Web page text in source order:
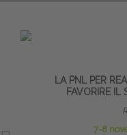
LA PNL PER
FAVORIRE IL
7-8